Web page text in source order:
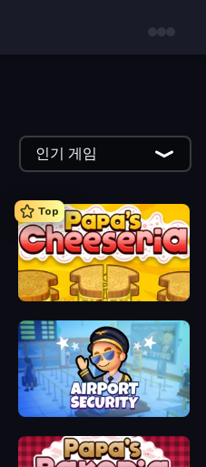
인기 게임
Top
Papa's Cheeseria
Airport Security